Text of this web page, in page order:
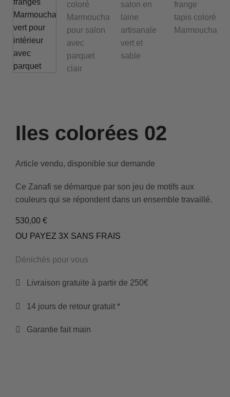
Iles colorées 02
Article vendu, disponible sur demande
Ce Zanafi se démarque par son jeu de motifs aux
couleurs qui se répondent dans un ensemble travaillé.
530,00 €
OU PAYEZ 3X SANS FRAIS
Dénichés pour vous
Livraison gratuite à partir de 250€
14 jours de retour gratuit *
Garantie fait main